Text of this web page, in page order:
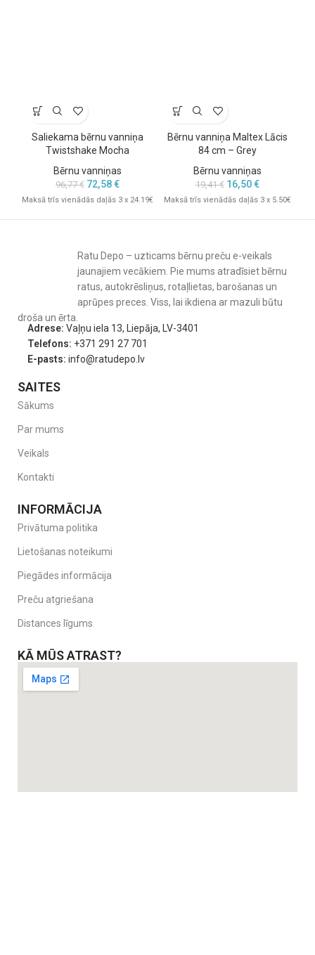
Piemērota jaundzimušajiem un maziem bērniem
Saderīga ar 100 cm vannas statīvu
Materiāls: augstas kvalitātes plastmasa
Apskatiet arī
vannas ieliktņus un sēdeklīšus
un citus mazuļa
aprūpes piederumus.
Saliekama bērnu vanniņa
Twistshake Mocha
Bērnu vanniņas
96,77€ 72,58€
Maksā trīs vienādās daļās 3 x 24.19€
Bērnu vanniņa Maltex Lācis
84 cm – Grey
Bērnu vanniņas
19,41€ 16,50€
Maksā trīs vienādās daļās 3 x 5.50€
Ratu Depo – uzticams bērnu preču e-veikals
jaunajiem vecākiem. Pie mums atradīsiet bērnu
ratus, autokrēsliņus, rotaļlietas, barošanas un
aprūpes preces. Viss, lai ikdiena ar mazuli būtu
droša un ērta.
Adrese: Vaļņu iela 13, Liepāja, LV-3401
Telefons: +371 291 27 701
E-pasts: info@ratudepo.lv
SAITES
Sākums
Par mums
Veikals
Kontakti
INFORMĀCIJA
Privātuma politika
Lietošanas noteikumi
Piegādes informācija
Preču atgriešana
Distances līgums
KĀ MŪS ATRAST?